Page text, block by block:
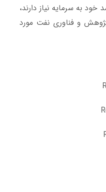
به سرمایه نیاز دارند،
و فناوری نفت مورد